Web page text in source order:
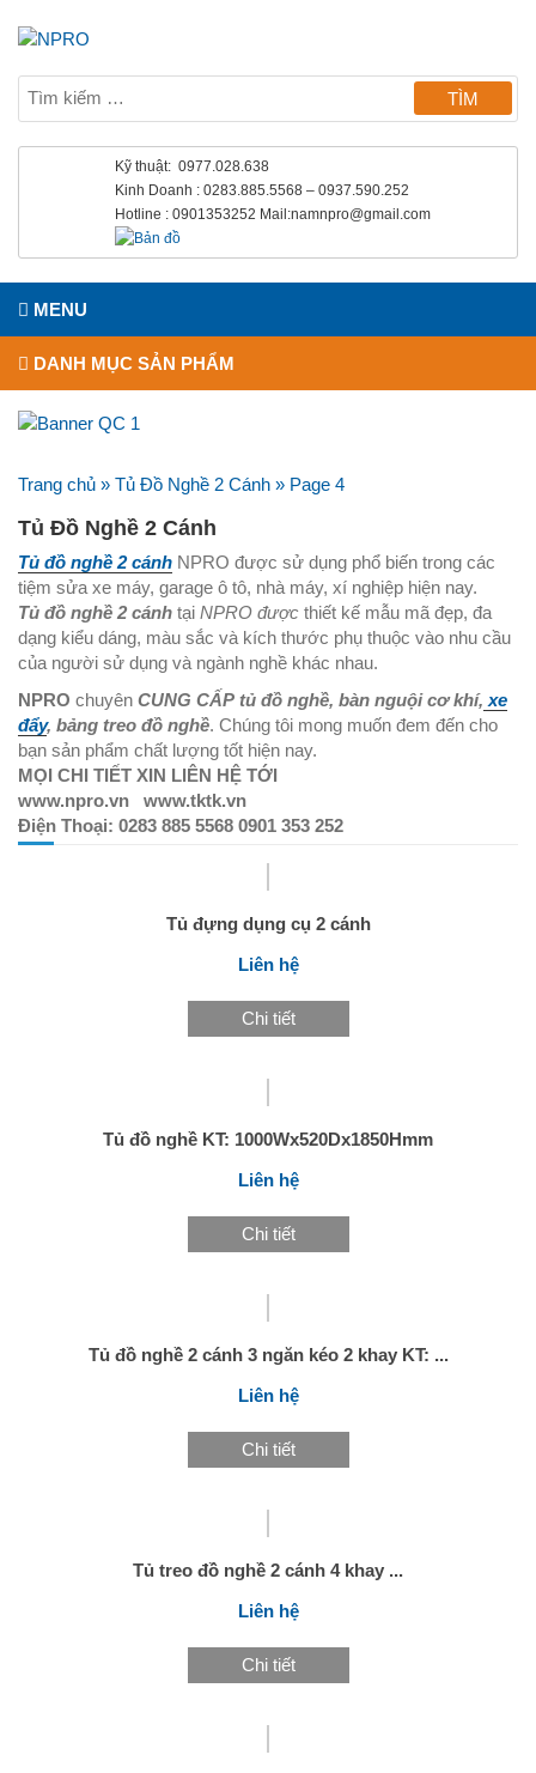
Kỹ thuật: 0977.028.638
Kinh Doanh : 0283.885.5568 – 0937.590.252
Hotline : 0901353252 Mail:namnpro@gmail.com
MENU
DANH MỤC SẢN PHẨM
Trang chủ » Tủ Đồ Nghề 2 Cánh » Page 4
Tủ Đồ Nghề 2 Cánh
Tủ đồ nghề 2 cánh NPRO được sử dụng phổ biến trong các
tiệm sửa xe máy, garage ô tô, nhà máy, xí nghiệp hiện nay.
Tủ đồ nghề 2 cánh tại NPRO được thiết kế mẫu mã đẹp, đa
dạng kiểu dáng, màu sắc và kích thước phụ thuộc vào nhu cầu
của người sử dụng và ngành nghề khác nhau.
NPRO chuyên CUNG CẤP tủ đồ nghề, bàn nguội cơ khí, xe
đẩy, bảng treo đồ nghề. Chúng tôi mong muốn đem đến cho
bạn sản phẩm chất lượng tốt hiện nay.
MỌI CHI TIẾT XIN LIÊN HỆ TỚI
www.npro.vn www.tktk.vn
Điện Thoại: 0283 885 5568 0901 353 252
Tủ đựng dụng cụ 2 cánh
Liên hệ
Chi tiết
Tủ đồ nghề KT: 1000Wx520Dx1850Hmm
Liên hệ
Chi tiết
Tủ đồ nghề 2 cánh 3 ngăn kéo 2 khay KT: ...
Liên hệ
Chi tiết
Tủ treo đồ nghề 2 cánh 4 khay ...
Liên hệ
Chi tiết